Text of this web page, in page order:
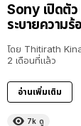
Sony เปิดตั
ระบายความ
โดย Thitirath
2 เดือนที่แล้ว
อ่านเพิ่มเติม
7k ดู